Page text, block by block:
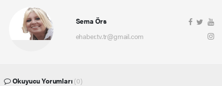
Sema Örs
ehaber.tv.tr@gmail.com
Okuyucu Yorumları (0)